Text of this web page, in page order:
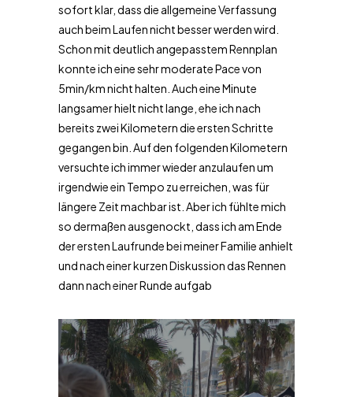
sofort klar, dass die allgemeine Verfassung
auch beim Laufen nicht besser werden wird.
Schon mit deutlich angepasstem Rennplan
konnte ich eine sehr moderate Pace von
5min/km nicht halten. Auch eine Minute
langsamer hielt nicht lange, ehe ich nach
bereits zwei Kilometern die ersten Schritte
gegangen bin. Auf den folgenden Kilometern
versuchte ich immer wieder anzulaufen um
irgendwie ein Tempo zu erreichen, was für
längere Zeit machbar ist. Aber ich fühlte mich
so dermaßen ausgenockt, dass ich am Ende
der ersten Laufrunde bei meiner Familie anhielt
und nach einer kurzen Diskussion das Rennen
dann nach einer Runde aufgab